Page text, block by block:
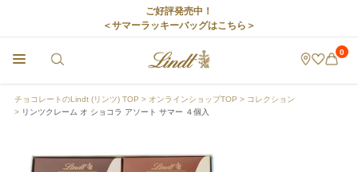
ご好評発売中！
＜サマーラッキーバッグはこちら＞
0
チョコレートのLindt (リンツ) TOP オンラインショップTOP
コレクション
リンツクレーム オ ショコラ アソート サマー ４個入